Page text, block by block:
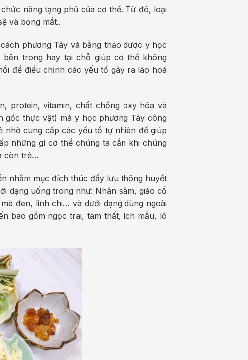
năng tạng phủ của cơ thể. Từ đó, loại
và bọng mắt..
phương Tây và bằng thảo dược y học
trong hay tại chỗ giúp cơ thể không
để điều chỉnh các yếu tố gây ra lão hoá
protein, vitamin, chất chống oxy hóa và
gốc thực vật) mà y học phương Tây công
nhờ cung cấp các yếu tố tự nhiên để giúp
những gì cơ thể chúng ta cần khi chúng
còn trẻ…
nhằm mục đích thúc đẩy lưu thông huyết
dạng uống trong như: Nhân sâm, giảo cổ
đen, linh chi… và dưới dạng dùng ngoài
bao gồm ngọc trai, tam thất, ích mẫu, lô